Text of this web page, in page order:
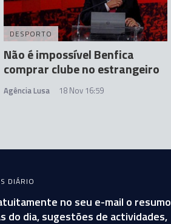
DESPORTO
Não é impossível Benfica
comprar clube no estrangeiro
Agência Lusa 18 Nov 16:59
DIÁRIO
no seu e-mail o resumo
do dia, sugestões de actividades,